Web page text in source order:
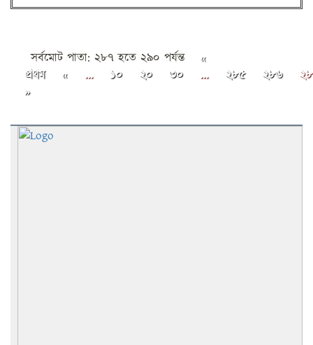
সর্বমোট পাতা: ২৮৭ হতে ২৯০ পর্যন্ত
«
প্রথম
« ... ১০ ২০ ৩০ ... ২৮৫ ২৮৬
»